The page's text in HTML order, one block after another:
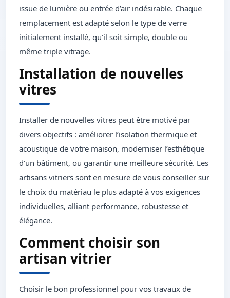
issue de lumière ou entrée d’air indésirable. Chaque
remplacement est adapté selon le type de verre
initialement installé, qu’il soit simple, double ou
même triple vitrage.
Installation de nouvelles
vitres
Installer de nouvelles vitres peut être motivé par
divers objectifs : améliorer l’isolation thermique et
acoustique de votre maison, moderniser l’esthétique
d’un bâtiment, ou garantir une meilleure sécurité. Les
artisans vitriers sont en mesure de vous conseiller sur
le choix du matériau le plus adapté à vos exigences
individuelles, alliant performance, robustesse et
élégance.
Comment choisir son
artisan vitrier
Choisir le bon professionnel pour vos travaux de